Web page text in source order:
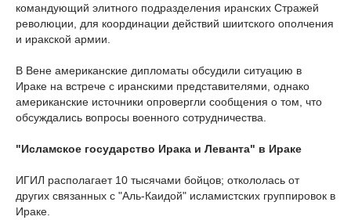
командующий элитного подразделения иранских Стражей
революции, для координации действий шиитского ополчения
и иракской армии.
В Вене американские дипломаты обсудили ситуацию в
Ираке на встрече с иранскими представителями, однако
американские источники опровергли сообщения о том, что
обсуждались вопросы военного сотрудничества.
"Исламское государство Ирака и Леванта" в Ираке
ИГИЛ располагает 10 тысячами бойцов; откололась от
других связанных с "Аль-Каидой" исламистских группировок в
Ираке.